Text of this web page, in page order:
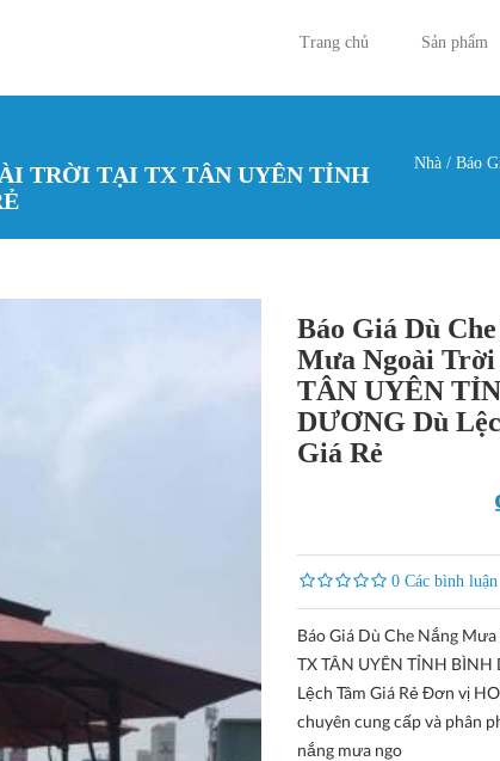
Trang chủ
Sản phẩm
TRỜI TẠI TX TÂN UYÊN TỈNH
Nhà / Báo
Báo Giá Dù
Mưa Ngoài
TÂN UYÊN
DƯƠNG Dù
Giá Rẻ
0 Các bình luận
Báo Giá Dù Che Nắng
TX TÂN UYÊN TỈNH
Lệch Tâm Giá Rẻ Đơn vị
chuyên cung cấp và phân
nắng mưa ngo